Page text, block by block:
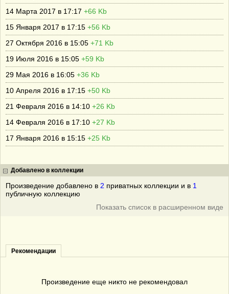
14 Марта 2017 в 17:17 +66 Kb
15 Января 2017 в 17:15 +56 Kb
27 Октября 2016 в 15:05 +71 Kb
19 Июля 2016 в 15:05 +59 Kb
29 Мая 2016 в 16:05 +36 Kb
10 Апреля 2016 в 17:15 +50 Kb
21 Февраля 2016 в 14:10 +26 Kb
14 Февраля 2016 в 17:10 +27 Kb
17 Января 2016 в 15:15 +25 Kb
Добавлено в коллекции
Произведение добавлено в 2 приватных коллекции и в 1
публичную коллекцию
Показать список в расширенном виде
Рекомендации
Произведение еще никто не рекомендовал